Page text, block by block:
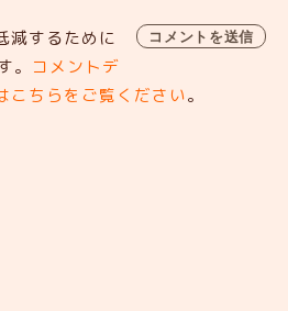
減するために
コメントデ
こちらをご覧ください。